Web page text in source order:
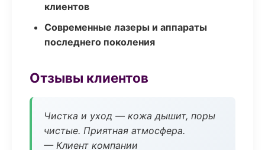
клиентов
Современные лазеры и аппараты
последнего поколения
Отзывы клиентов
Чистка и уход — кожа дышит, поры
чистые. Приятная атмосфера.
— Клиент компании